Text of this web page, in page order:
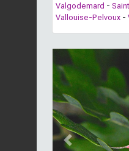
Valgodemard -
Vallouise-Pelvoux -
Previous